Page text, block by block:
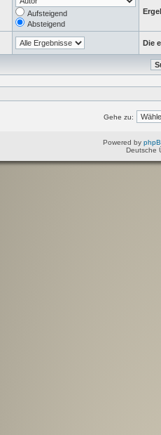
Aufsteigend
Absteigend
Die
Gehe zu:
Powered by
Deutsche